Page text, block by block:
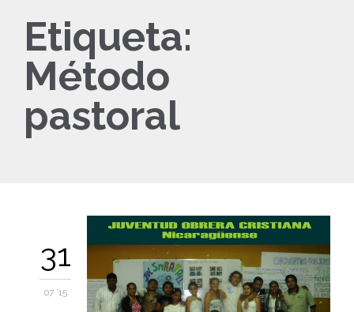
Etiqueta:
Método
pastoral
31
07 '15